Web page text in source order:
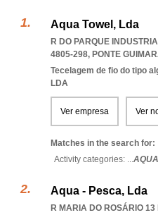
Aqua Towel, Lda
R DO PARQUE
4805-298, PONTE
Tecelagem de fio do tipo
LDA
Ver empresa Ver
Matches in the search for:
Activity categories: ...
Aqua - Pesca, Lda
R MARIA DO ROSÁRIO